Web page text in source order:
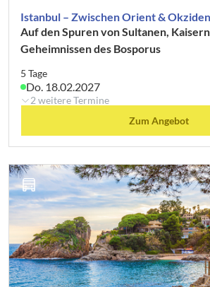
Istanbul – Zwischen Orient &
Auf den Spuren von Sultanen,
Geheimnissen des Bosporus
5 Tage
Do. 18.02.2027
2 weitere Termine
Zum Angebot